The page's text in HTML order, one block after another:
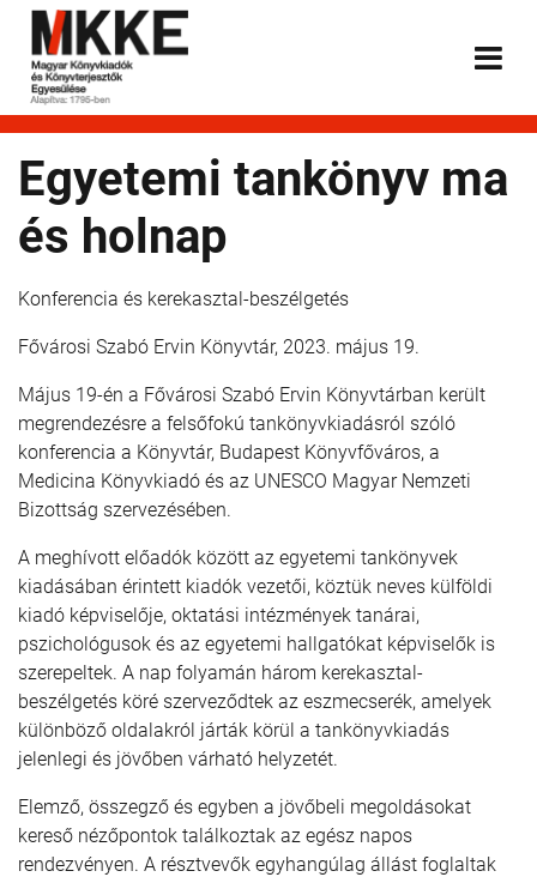
Egyetemi tankönyv ma
és holnap
Konferencia és kerekasztal-beszélgetés
Fővárosi Szabó Ervin Könyvtár, 2023. május 19.
Május 19-én a Fővárosi Szabó Ervin Könyvtárban került
megrendezésre a felsőfokú tankönyvkiadásról szóló
konferencia a Könyvtár, Budapest Könyvfőváros, a
Medicina Könyvkiadó és az UNESCO Magyar Nemzeti
Bizottság szervezésében.
A meghívott előadók között az egyetemi tankönyvek
kiadásában érintett kiadók vezetői, köztük neves külföldi
kiadó képviselője, oktatási intézmények tanárai,
pszichológusok és az egyetemi hallgatókat képviselők is
szerepeltek. A nap folyamán három kerekasztal-
beszélgetés köré szerveződtek az eszmecserék, amelyek
különböző oldalakról járták körül a tankönyvkiadás
jelenlegi és jövőben várható helyzetét.
Elemző, összegző és egyben a jövőbeli megoldásokat
kereső nézőpontok találkoztak az egész napos
rendezvényen. A résztvevők egyhangúlag állást foglaltak